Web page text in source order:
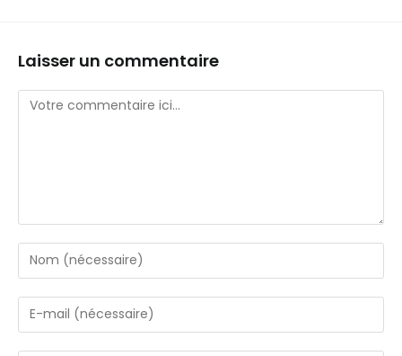
Laisser un commentaire